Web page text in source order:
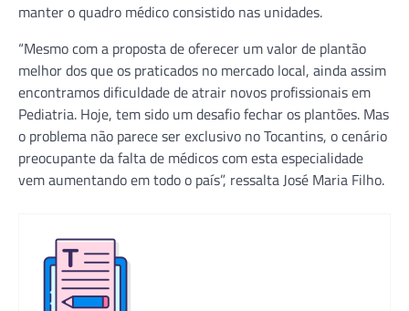
manter o quadro médico consistido nas unidades.
“Mesmo com a proposta de oferecer um valor de plantão
melhor dos que os praticados no mercado local, ainda assim
encontramos dificuldade de atrair novos profissionais em
Pediatria. Hoje, tem sido um desafio fechar os plantões. Mas
o problema não parece ser exclusivo no Tocantins, o cenário
preocupante da falta de médicos com esta especialidade
vem aumentando em todo o país”, ressalta José Maria Filho.